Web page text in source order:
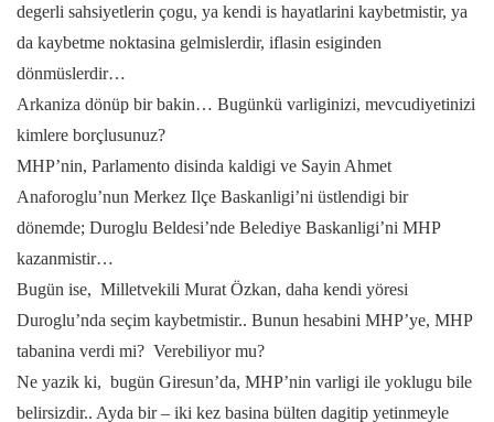
degerli sahsiyetlerin çogu, ya kendi is hayatlarini kaybetmistir, ya
da kaybetme noktasina gelmislerdir, iflasin esiginden
dönmüslerdir…
Arkaniza dönüp bir bakin… Bugünkü varliginizi, mevcudiyetinizi
kimlere borçlusunuz?
MHP’nin, Parlamento disinda kaldigi ve Sayin Ahmet
Anaforoglu’nun Merkez Ilçe Baskanligi’ni üstlendigi bir
dönemde; Duroglu Beldesi’nde Belediye Baskanligi’ni MHP
kazanmistir…
Bugün ise, Milletvekili Murat Özkan, daha kendi yöresi
Duroglu’nda seçim kaybetmistir.. Bunun hesabini MHP’ye, MHP
tabanina verdi mi? Verebiliyor mu?
Ne yazik ki, bugün Giresun’da, MHP’nin varligi ile yoklugu bile
belirsizdir.. Ayda bir – iki kez basina bülten dagitip yetinmeyle